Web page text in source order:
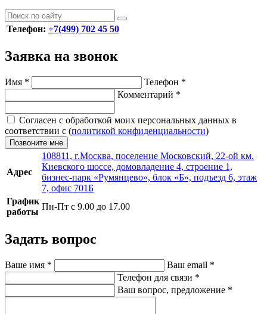
Телефон: +7(499) 702 45 50
Заявка на звонок
Имя * Телефон *
Комментарий *
Согласен с обработкой моих персональных данных в
соответствии с (политикой конфиденциальности)
Позвоните мне
Адрес
108811, г.Москва, поселение Московский, 22-ой км.
Киевского шоссе, домовладение 4, строение 1,
бизнес-парк «Румянцево», блок «Б», подъезд 6, этаж
7, офис 701Б
График
работы
Пн-Пт с 9.00 до 17.00
Задать вопрос
Ваше имя * Ваш email *
Телефон для связи *
Ваш вопрос, предложение *